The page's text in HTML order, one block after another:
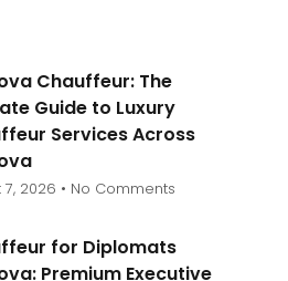
Chauffeur: The
Guide to Luxury
Services Across
2026 No Comments
for Diplomats
Premium Executive